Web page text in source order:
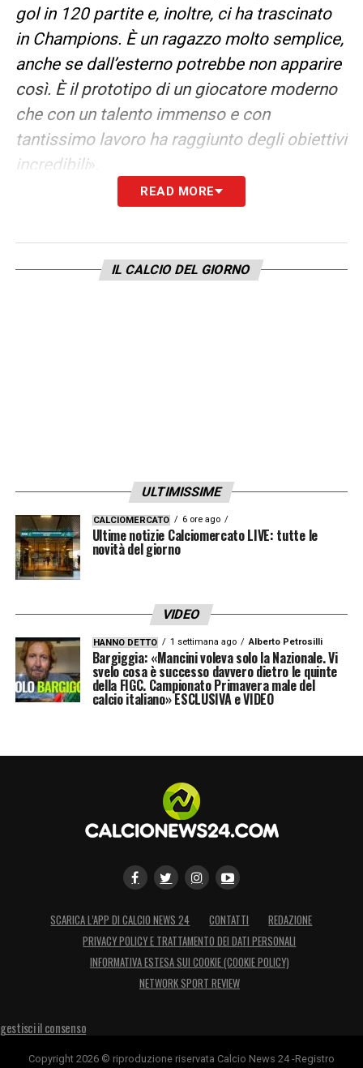
gol in 120 partite e, inoltre, ci ha trascinato
in Champions. È un ragazzo molto semplice,
anche se dall’esterno potrebbe non apparire
così. È il prototipo di un giocatore moderno
che con un talento immenso e con
tantissimo lavoro ha raggiunto degli obiettivi
incredibili».
READ MORE
IL CALCIO DEL GIORNO
ULTIMISSIME
CALCIOMERCATO 6 ore ago
Ultime notizie Calciomercato LIVE: tutte le
novità del giorno
VIDEO
HANNO DETTO 1 settimana ago Alberto Petrosilli
Bargiggia: «Mancini voleva solo la Nazionale. Vi
svelo cosa è successo davvero dietro le quinte
della FIGC. Campionato Primavera male del
calcio italiano» ESCLUSIVA e VIDEO
SCARICA L’APP DI CALCIO NEWS 24 CONTATTI
REDAZIONE
PRIVACY POLICY E TRATTAMENTO DEI DATI PERSONALI
INFORMATIVA ESTESA SUI COOKIE (COOKIE POLICY)
NETWORK SPORT REVIEW
gestisci il consenso
Copyright 2026 © riproduzione riservata Calcio News 24 -Registro